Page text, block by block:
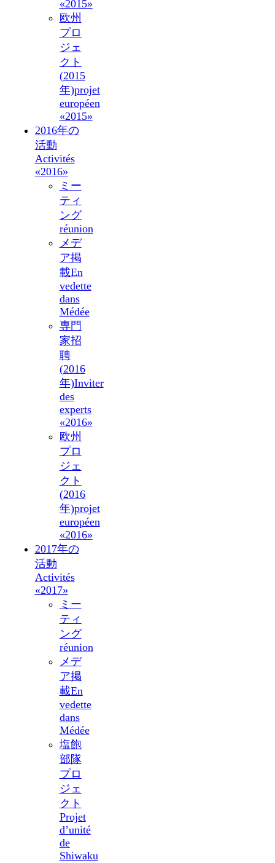
«2015»
欧州
プロ
ジェ
クト
(2015
年)projet
européen
«2015»
2016年の
活動
Activités
«2016»
ミー
ティ
ング
réunion
メデ
ア掲
載En
vedette
dans
Médée
専門
家招
聘
(2016
年)Inviter
des
experts
«2016»
欧州
プロ
ジェ
クト
(2016
年)projet
européen
«2016»
2017年の
活動
Activités
«2017»
ミー
ティ
ング
réunion
メデ
ア掲
載En
vedette
dans
Médée
塩飽
部隊
プロ
ジェ
クト
Projet
d’unité
de
Shiwaku